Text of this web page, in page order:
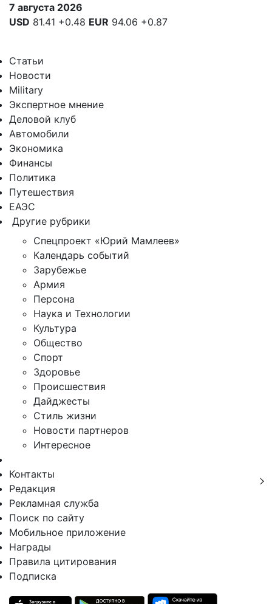
7 августа 2026
USD 81.41 +0.48 EUR 94.06 +0.87
Статьи
Новости
Military
Экспертное мнение
Деловой клуб
Автомобили
Экономика
Финансы
Политика
Путешествия
ЕАЭС
Другие рубрики
Спецпроект «Юрий Мамлеев»
Календарь событий
Зарубежье
Армия
Персона
Наука и Технологии
Культура
Общество
Спорт
Здоровье
Происшествия
Дайджесты
Стиль жизни
Новости партнеров
Интересное
Контакты
Редакция
Рекламная служба
Поиск по сайту
Мобильное приложение
Награды
Правила цитирования
Подписка